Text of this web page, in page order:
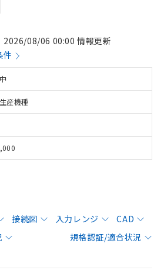
2026/08/06 00:00 情報更新
件
産機種
接続図 入力レンジ
CAD
規格認証/適合状況